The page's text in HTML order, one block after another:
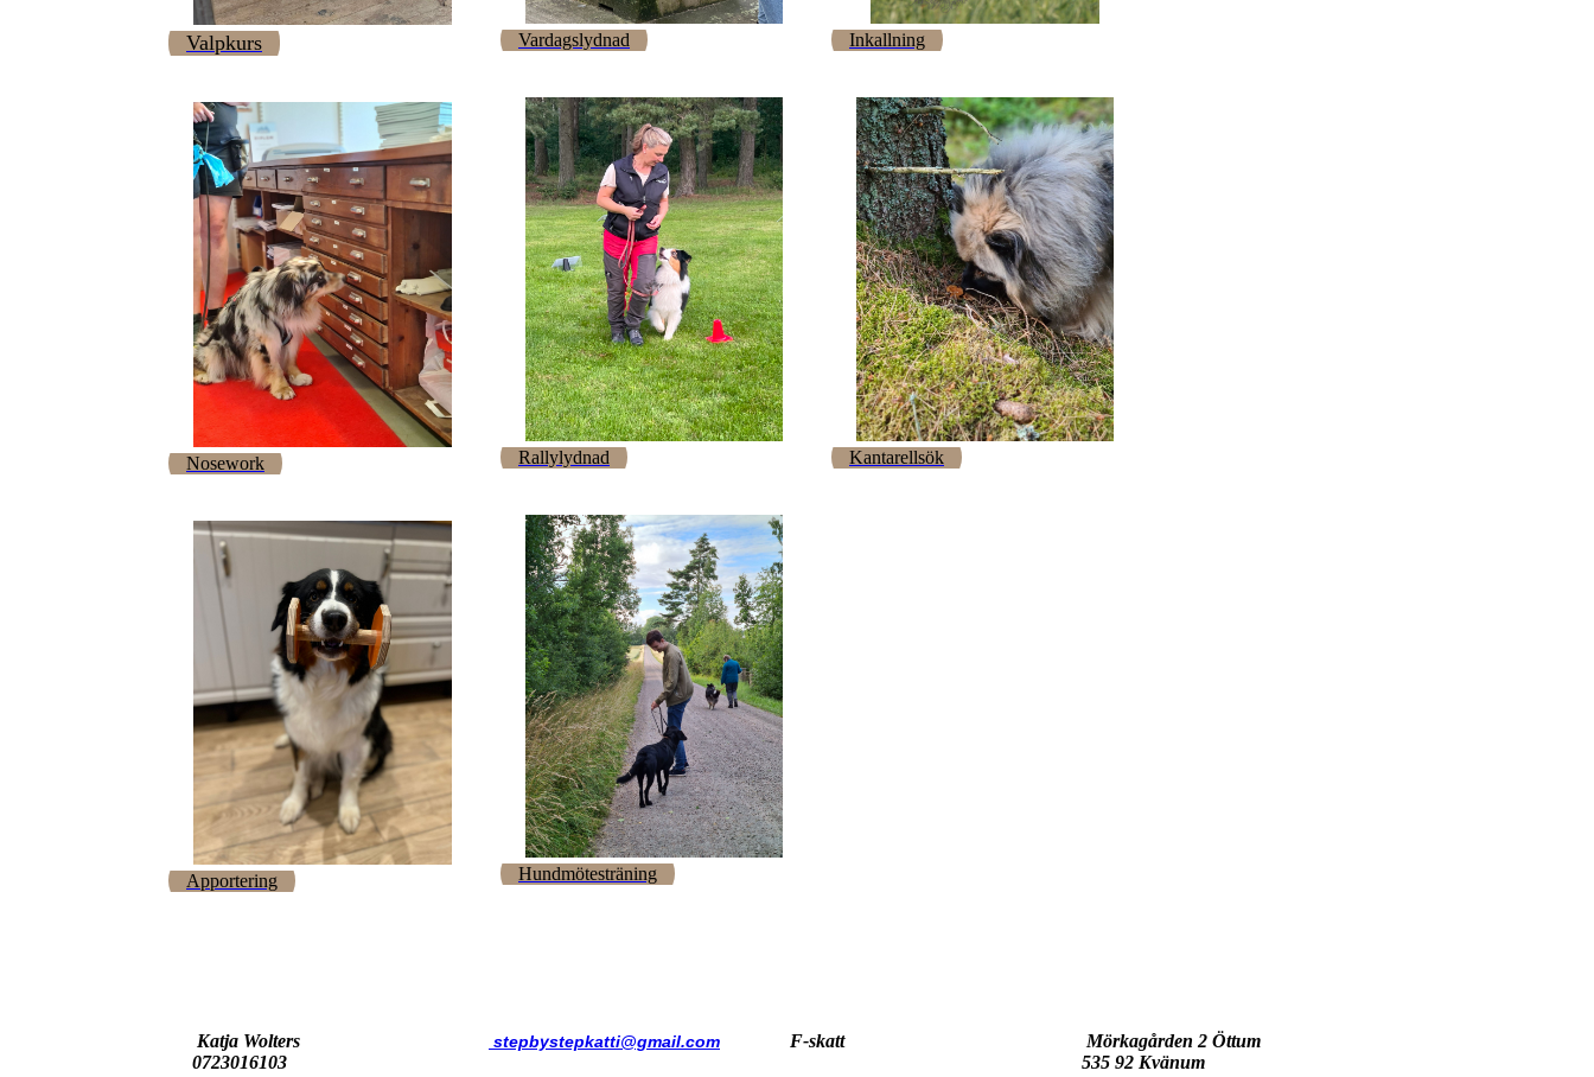
Valpkurs
Nosework
Apportering
Vardagslydnad
Rallylydnad
Hundmötesträning
Inkallning
Kantarellsök
Katja Wolters
0723016103
stepbystepkatti@gmail.com F-skatt
Mörkagården 2 Öttum
535 92 Kvänum